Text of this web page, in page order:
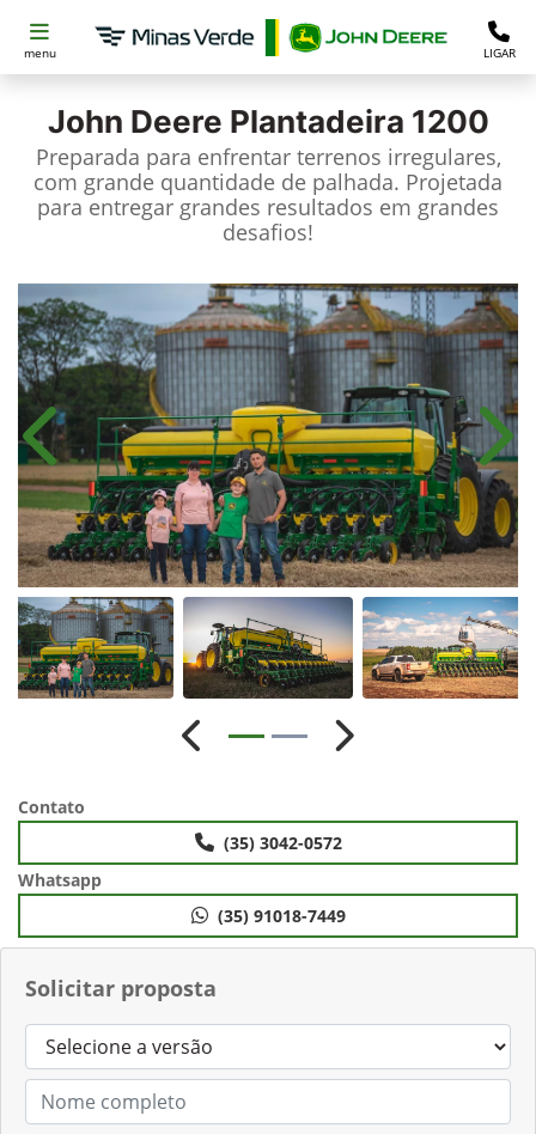
menu LIGAR
John Deere Plantadeira 1200
Preparada para enfrentar terrenos irregulares,
com grande quantidade de palhada. Projetada
para entregar grandes resultados em grandes
desafios!​
Solicitar proposta
Anterior
Anterior Próximo
Contato
(35) 3042-0572
Whatsapp
(35) 91018-7449